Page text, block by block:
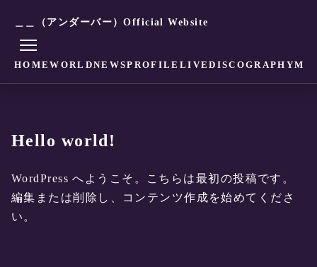
＿＿（アンダーバー）Official Website
HOMEWORLDNEWSPROFILE LIVEDISCOGRAPHY
Hello world!
WordPress へようこそ。こちらは最初の投稿です。
編集または削除し、コンテンツ作成を始めてくださ
い。